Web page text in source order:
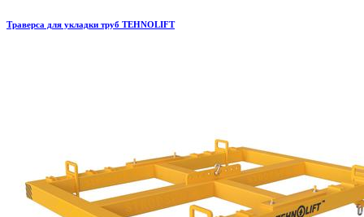
Траверса для укладки труб TEHNOLIFT